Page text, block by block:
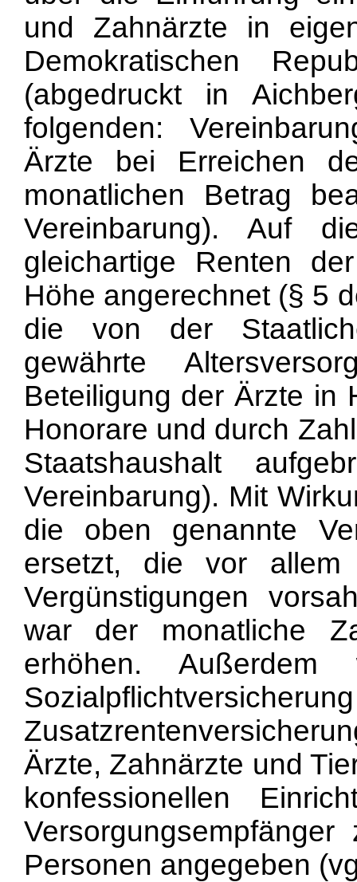
und Zahnärzte in
Demokratischen
(abgedruckt in
folgenden:
Ärzte bei Erreichen
monatlichen Betrag
Vereinbarung). Auf
gleichartige Renten
Höhe angerechnet (§ 5
die von der
gewährte
Beteiligung der Ärzte in
Honorare und durch
Staatshaushalt
Vereinbarung). Mit
die oben genannte
ersetzt, die vor allem
Vergünstigungen
war der monatliche
erhöhen.
Ärzte, Zahnärzte und
konfessionellen
Personen angegeben